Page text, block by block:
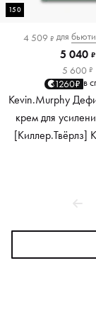
150
4 509 ₽ для
5 040 ₽
5 600 ₽
1260₽ в
Kevin.Murphy
крем для
[Киллер.Твёрлз]